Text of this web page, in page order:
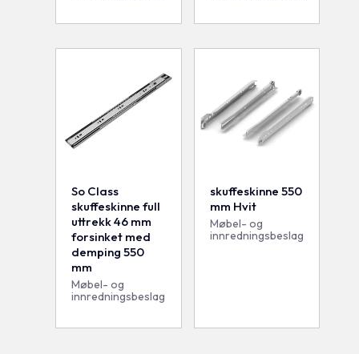
So Class
skuffeskinne full
uttrekk 46 mm
forsinket med
demping 550
mm
Møbel- og
innredningsbeslag
skuffeskinne 550
mm Hvit
Møbel- og
innredningsbeslag